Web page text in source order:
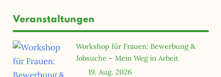
Veranstaltungen
Workshop für Frauen: Bewerbung &
Jobsuche – Mein Weg in Arbeit
19. Aug. 2026